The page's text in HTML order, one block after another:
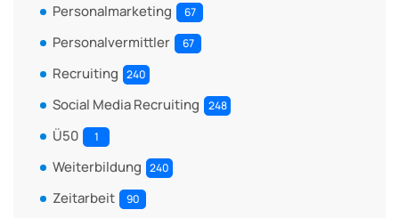
Personalmarketing 67
Personalvermittler 67
Recruiting 240
Social Media Recruiting 248
Ü50 1
Weiterbildung 240
Zeitarbeit 90